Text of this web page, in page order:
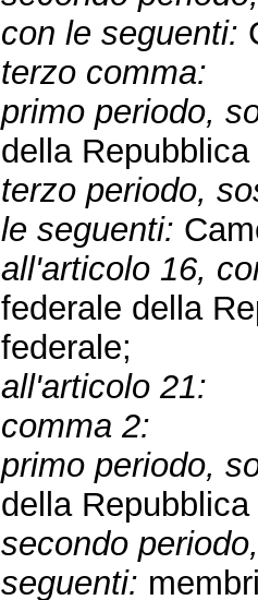
con le seguenti:
terzo comma:
primo periodo,
della
terzo periodo,
le seguenti:
all'articolo 16,
federale della
federale;
all'articolo 21:
comma 2:
primo periodo,
della
secondo
seguenti: